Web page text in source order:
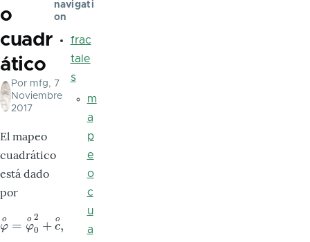
navegación
o
cuadr
ático
Por mfg, 7
Noviembre
2017
El mapeo
cuadrático
está dado
por
φ
o = φ
o 2
0 + c
o,
φo=φo0 2+ co
navigati
on
frac
tale
s
m
a
p
e
o
c
u
a